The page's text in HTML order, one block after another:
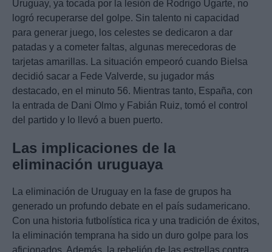
Uruguay, ya tocada por la lesión de Rodrigo Ugarte, no
logró recuperarse del golpe. Sin talento ni capacidad
para generar juego, los celestes se dedicaron a dar
patadas y a cometer faltas, algunas merecedoras de
tarjetas amarillas. La situación empeoró cuando Bielsa
decidió sacar a Fede Valverde, su jugador más
destacado, en el minuto 56. Mientras tanto, España, con
la entrada de Dani Olmo y Fabián Ruiz, tomó el control
del partido y lo llevó a buen puerto.
Las implicaciones de la
eliminación uruguaya
La eliminación de Uruguay en la fase de grupos ha
generado un profundo debate en el país sudamericano.
Con una historia futbolística rica y una tradición de éxitos,
la eliminación temprana ha sido un duro golpe para los